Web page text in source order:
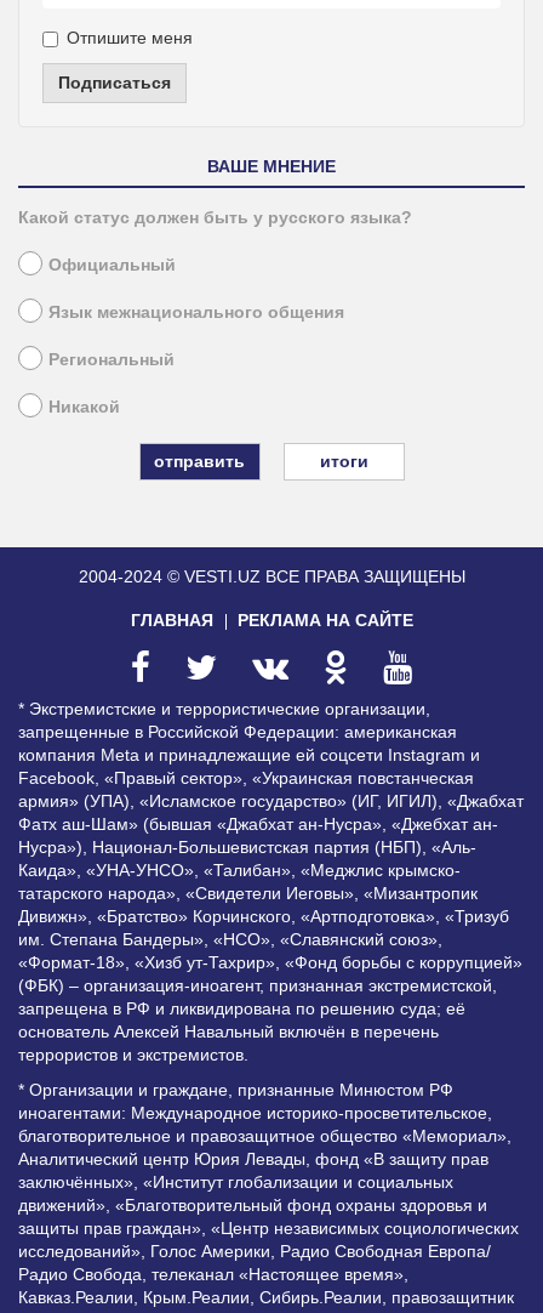
Отпишите меня
Подписаться
ВАШЕ МНЕНИЕ
Какой статус должен быть у русского языка?
Официальный
Язык межнационального общения
Региональный
Никакой
итоги
2004-2024 © VESTI.UZ ВСЕ ПРАВА ЗАЩИЩЕНЫ
ГЛАВНАЯ РЕКЛАМА НА САЙТЕ
* Экстремистские и террористические организации,
запрещенные в Российской Федерации: американская
компания Meta и принадлежащие ей соцсети Instagram и
Facebook, «Правый сектор», «Украинская повстанческая
армия» (УПА), «Исламское государство» (ИГ, ИГИЛ), «Джабхат
Фатх аш-Шам» (бывшая «Джабхат ан-Нусра», «Джебхат ан-
Нусра»), Национал-Большевистская партия (НБП), «Аль-
Каида», «УНА-УНСО», «Талибан», «Меджлис крымско-
татарского народа», «Свидетели Иеговы», «Мизантропик
Дивижн», «Братство» Корчинского, «Артподготовка», «Тризуб
им. Степана Бандеры», «НСО», «Славянский союз»,
«Формат-18», «Хизб ут-Тахрир», «Фонд борьбы с коррупцией»
(ФБК) – организация-иноагент, признанная экстремистской,
запрещена в РФ и ликвидирована по решению суда; её
основатель Алексей Навальный включён в перечень
террористов и экстремистов.
* Организации и граждане, признанные Минюстом РФ
иноагентами: Международное историко-просветительское,
благотворительное и правозащитное общество «Мемориал»,
Аналитический центр Юрия Левады, фонд «В защиту прав
заключённых», «Институт глобализации и социальных
движений», «Благотворительный фонд охраны здоровья и
защиты прав граждан», «Центр независимых социологических
исследований», Голос Америки, Радио Свободная Европа/
Радио Свобода, телеканал «Настоящее время»,
Кавказ.Реалии, Крым.Реалии, Сибирь.Реалии, правозащитник